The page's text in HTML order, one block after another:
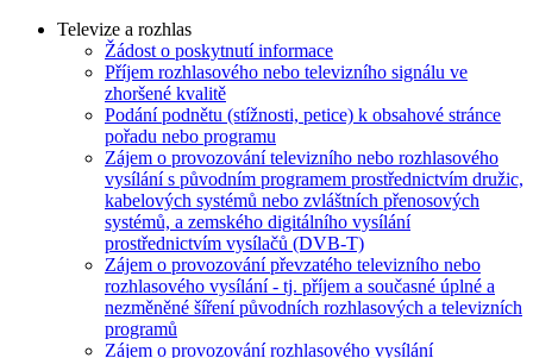
Televize a rozhlas
Žádost o poskytnutí informace
Příjem rozhlasového nebo televizního signálu ve
zhoršené kvalitě
Podání podnětu (stížnosti, petice) k obsahové stránce
pořadu nebo programu
Zájem o provozování televizního nebo rozhlasového
vysílání s původním programem prostřednictvím družic,
kabelových systémů nebo zvláštních přenosových
systémů, a zemského digitálního vysílání
prostřednictvím vysílačů (DVB-T)
Zájem o provozování převzatého televizního nebo
rozhlasového vysílání - tj. příjem a současné úplné a
nezměněné šíření původních rozhlasových a televizních
programů
Zájem o provozování rozhlasového vysílání